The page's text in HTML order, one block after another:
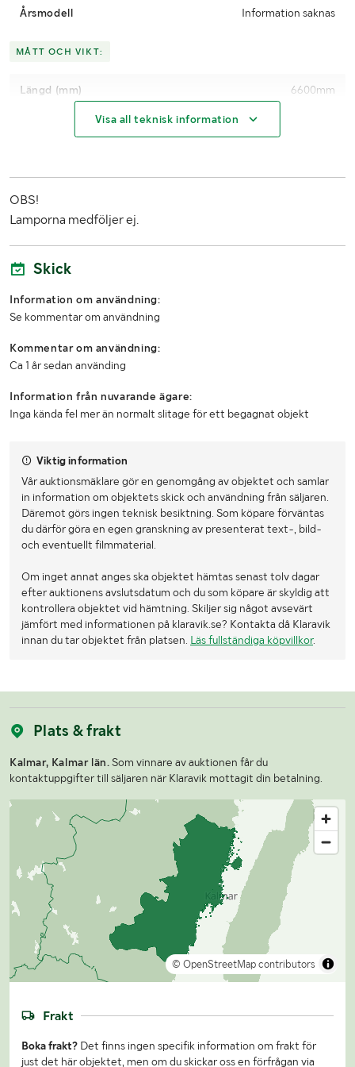
Årsmodell Information saknas
MÅTT OCH VIKT:
Längd (mm) 6600mm
Mast: 500mm fundament: 1400mm 1st: 1700mm
Visa all teknisk information
OBS!
Lamporna medföljer ej.
Skick
Information om användning:
Se kommentar om användning
Kommentar om användning:
Ca 1 år sedan använding
Information från nuvarande ägare:
Inga kända fel mer än normalt slitage för ett begagnat objekt
Viktig information
Vår auktionsmäklare gör en genomgång av objektet och samlar
in information om objektets skick och användning från säljaren.
Däremot görs ingen teknisk besiktning. Som köpare förväntas
du därför göra en egen granskning av presenterat text-, bild-
och eventuellt filmmaterial.
Om inget annat anges ska objektet hämtas senast tolv dagar
efter auktionens avslutsdatum och du som köpare är skyldig att
kontrollera objektet vid hämtning. Skiljer sig något avsevärt
jämfört med informationen på klaravik.se? Kontakta då Klaravik
innan du tar objektet från platsen. Läs fullständiga köpvillkor.
Plats & frakt
Kalmar, Kalmar län. Som vinnare av auktionen får du
kontaktuppgifter till säljaren när Klaravik mottagit din betalning.
© OpenStreetMap contributors
Frakt
Boka frakt? Det finns ingen specifik information om frakt för
just det här objektet, men om du skickar oss en förfrågan via